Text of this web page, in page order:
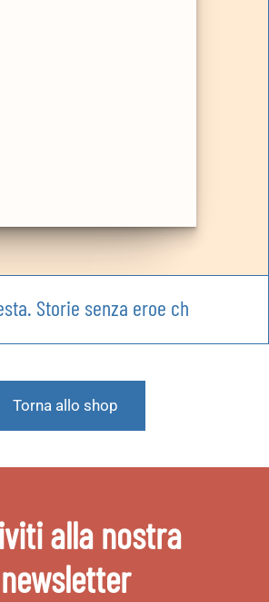
Storie senza eroe ch
Torna allo shop
alla nostra
newsletter